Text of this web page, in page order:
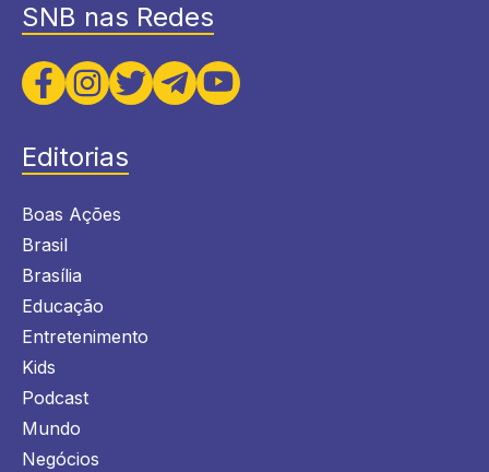
SNB nas Redes
Editorias
Boas Ações
Brasil
Brasília
Educação
Entretenimento
Kids
Podcast
Mundo
Negócios